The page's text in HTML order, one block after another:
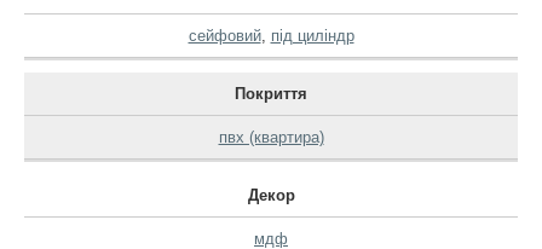
сейфовий, під циліндр
Покриття
пвх (квартира)
Декор
мдф